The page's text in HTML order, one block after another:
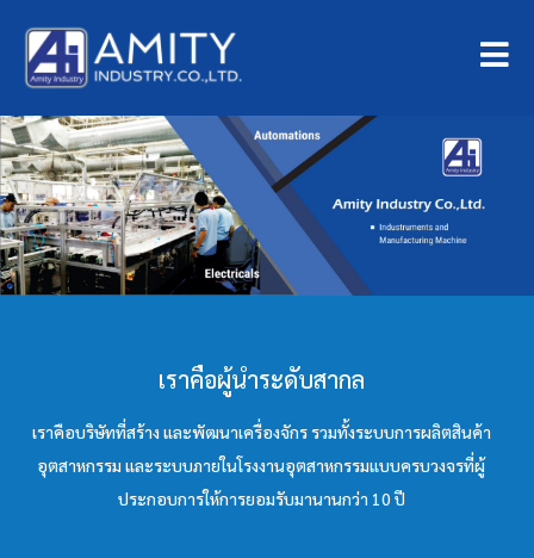
เราคือผู้นำระดับสากล
เราคือบริษัทที่สร้าง และพัฒนาเครื่องจักร รวมทั้งระบบการผลิตสินค้า
อุตสาหกรรม และระบบภายในโรงงานอุตสาหกรรมแบบครบวงจรที่ผู้
ประกอบการให้การยอมรับมานานกว่า 10 ปี